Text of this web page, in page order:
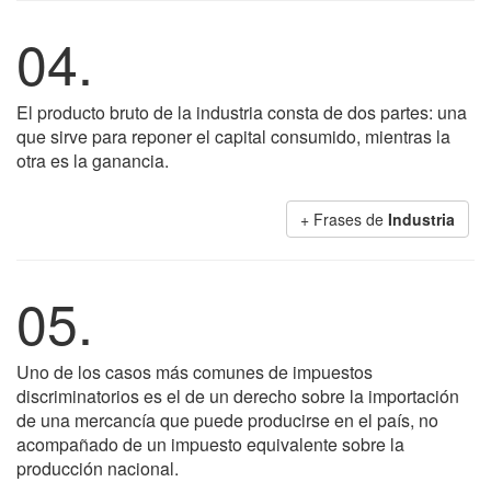
04.
El producto bruto de la industria consta de dos partes: una
que sirve para reponer el capital consumido, mientras la
otra es la ganancia.
+ Frases de Industria
05.
Uno de los casos más comunes de impuestos
discriminatorios es el de un derecho sobre la importación
de una mercancía que puede producirse en el país, no
acompañado de un impuesto equivalente sobre la
producción nacional.